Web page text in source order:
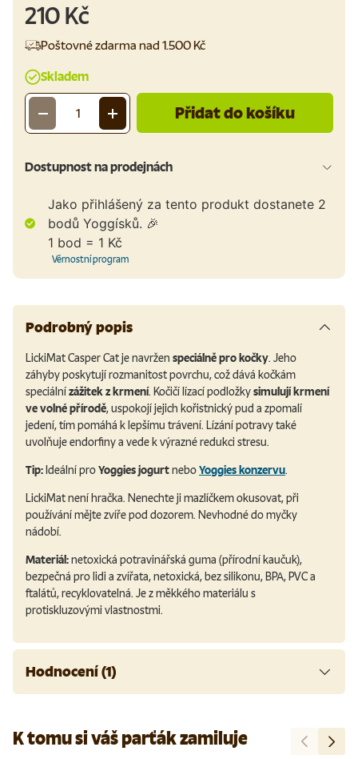
210 Kč
Poštovné zdarma nad 1.500 Kč
Skladem
Množství
- + Přidat do košíku
Dostupnost na prodejnách
Jako přihlášený za tento produkt dostanete 2
bodů Yoggísků. 🎉
1 bod = 1 Kč
Věrnostní program
Podrobný popis
LickiMat Casper Cat je navržen speciálně pro kočky. Jeho
záhyby poskytují rozmanitost povrchu, což dává kočkám
speciálnízážitek z krmení. Kočičí lízací podložkysimulují krmení
ve volné přírodě, uspokojí jejich kořistnický pud a zpomalí
jedení, tím pomáhá k lepšímu trávení. Lízání potravy také
uvolňuje endorfiny a vede k výrazné redukci stresu.
Tip:Ideální proYoggies jogurtneboYoggies konzervu.
LickiMat není hračka. Nenechte ji mazlíčkem okusovat, při
používání mějte zvíře pod dozorem. Nevhodné do myčky
nádobí.
Materiál:netoxická potravinářská guma (přírodní kaučuk),
bezpečná pro lidi a zvířata, netoxická, bez silikonu, BPA, PVC a
ftalátů, recyklovatelná. Je z měkkého materiálu s
protiskluzovými vlastnostmi.
Hodnocení (1)
K tomu si váš parťák zamiluje Předchozí
Další